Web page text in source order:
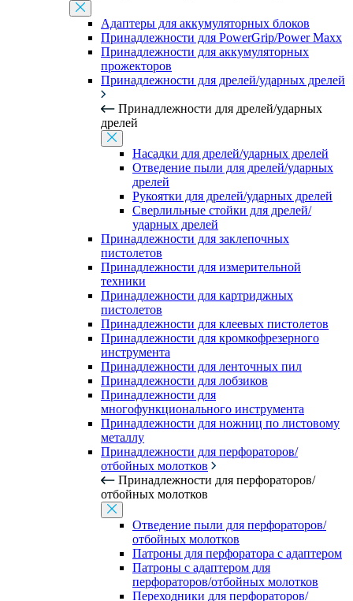
Адаптеры для аккумуляторных блоков
Принадлежности для PowerGrip/Power Maxx
Принадлежности для аккумуляторных
прожекторов
Принадлежности для дрелей/ударных дрелей
Принадлежности для дрелей/ударных
дрелей
Насадки для дрелей/ударных дрелей
Отведение пыли для дрелей/ударных
дрелей
Рукоятки для дрелей/ударных дрелей
Сверлильные стойки для дрелей/
ударных дрелей
Принадлежности для заклепочных
пистолетов
Принадлежности для измерительной
техники
Принадлежности для картриджных
пистолетов
Принадлежности для клеевых пистолетов
Принадлежности для кромкофрезерного
инструмента
Принадлежности для ленточных пил
Принадлежности для лобзиков
Принадлежности для
многофункционального инструмента
Принадлежности для ножниц по листовому
металлу
Принадлежности для перфораторов/
отбойных молотков
Принадлежности для перфораторов/
отбойных молотков
Отведение пыли для перфораторов/
отбойных молотков
Патроны для перфоратора с адаптером
Патроны с адаптером для
перфораторов/отбойных молотков
Переходники для перфораторов/